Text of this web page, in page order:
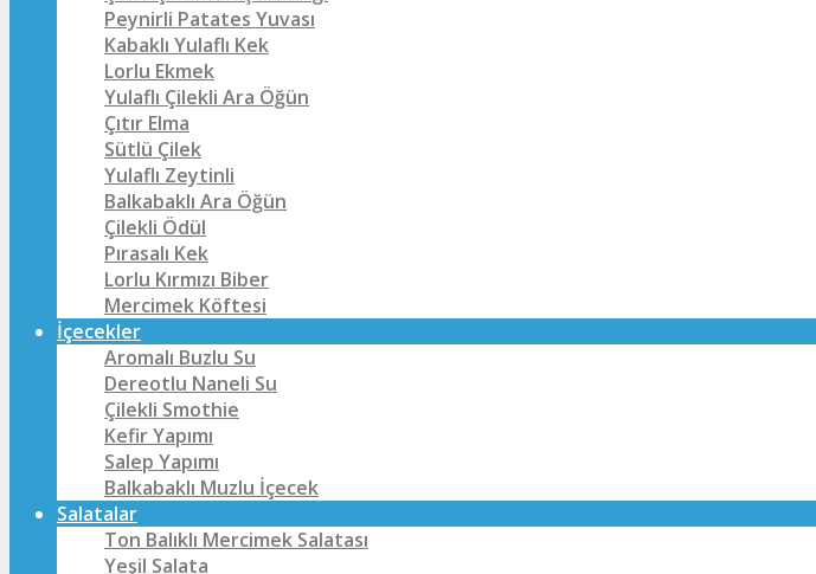
Peynirli Patates Yuvası
Kabaklı Yulaflı Kek
Lorlu Ekmek
Yulaflı Çilekli Ara Öğün
Çıtır Elma
Sütlü Çilek
Yulaflı Zeytinli
Balkabaklı Ara Öğün
Çilekli Ödül
Pırasalı Kek
Lorlu Kırmızı Biber
Mercimek Köftesi
İçecekler
Aromalı Buzlu Su
Dereotlu Naneli Su
Çilekli Smothie
Kefir Yapımı
Salep Yapımı
Balkabaklı Muzlu İçecek
Salatalar
Ton Balıklı Mercimek Salatası
Yeşil Salata